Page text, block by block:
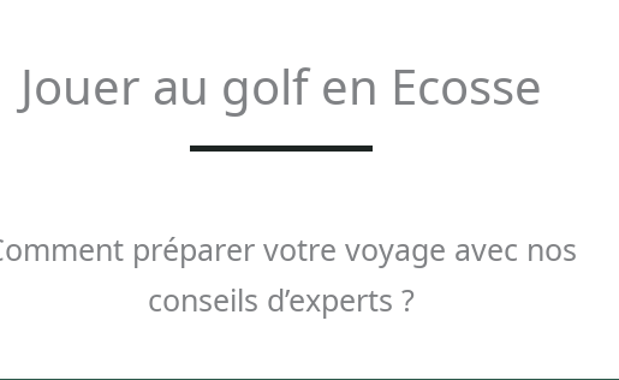
Jouer au golf en Ecosse
préparer votre voyage avec nos
conseils d’experts ?